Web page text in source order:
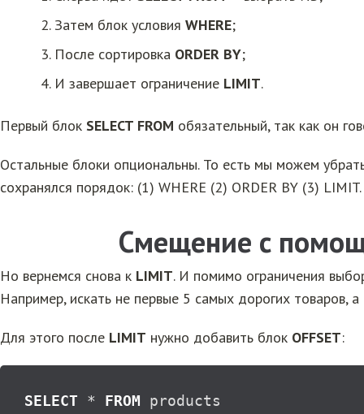
2. Затем блок условия WHERE;
3. После сортировка ORDER BY;
4. И завершает ограничение LIMIT.
Первый блок SELECT FROM обязательный, так как он
Остальные блоки опциональны. То есть мы можем
сохранялся порядок: (1) WHERE (2) ORDER BY (3) LIMIT.
Смещение с
Но вернемся снова к LIMIT. И помимо ограничения
Например, искать не первые 5 самых дорогих товаров,
Для этого после LIMIT нужно добавить блок OFFSET:
SELECT * FROM